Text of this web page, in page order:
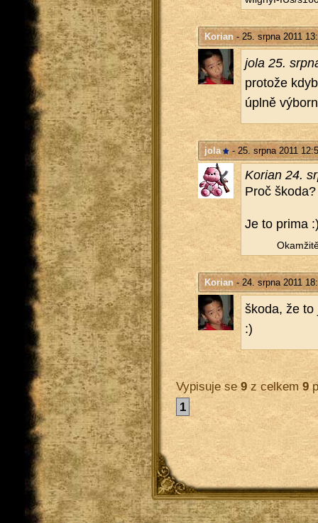
Korian- 25. srpna 2011
jola 25.
pro­to­že
úplně
jola - 25. srpna 2011
Ko­ri­an 24.
Proč
Je to prima
Korian- 24. srpna 2011
škoda, že to
:)
Vypisuje se9z celkem 9
1